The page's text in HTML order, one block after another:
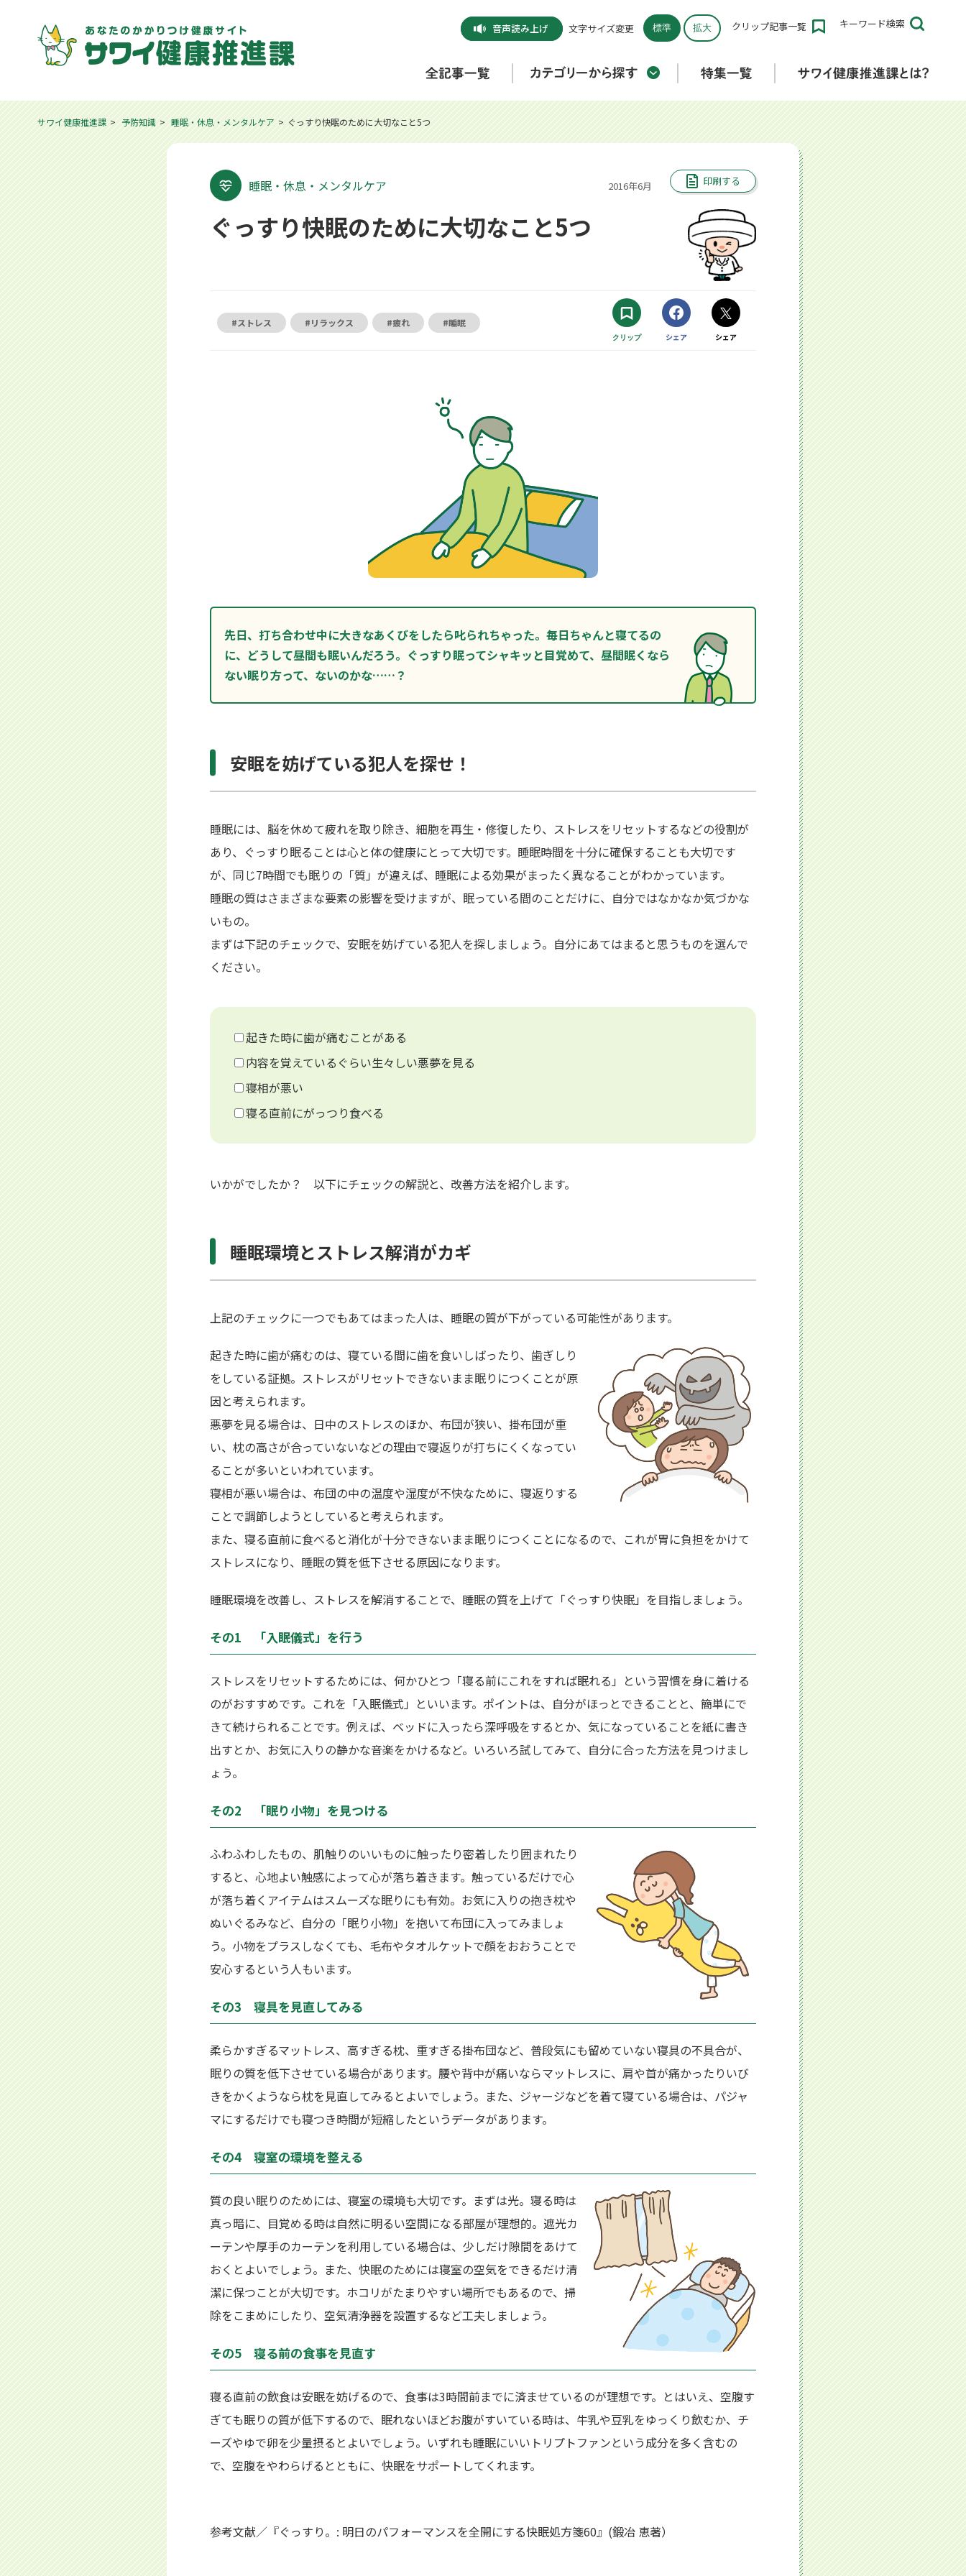
音声読み上げ 文字サイズ変更 標準 拡大 クリップ記事一覧 キーワード検索
折りたたみ済み
サワイ健康推進課 予防知識 睡眠・休息・メンタルケア ぐっすり快眠のために大切なこと5つ
睡眠・休息・メンタルケア 2016年6月
ぐっすり快眠のために大切なこと5つ
印刷する
#ストレス #リラックス #疲れ #睡眠
クリップ Facebookで
シェア
Xで
シェア
する別ウィンドウで開きます
先日、打ち合わせ中に大きなあくびをしたら叱られちゃった。毎日ちゃんと寝てるの
に、どうして昼間も眠いんだろう。ぐっすり眠ってシャキッと目覚めて、昼間眠くなら
ない眠り方って、ないのかな……？
安眠を妨げている犯人を探せ！
睡眠には、脳を休めて疲れを取り除き、細胞を再生・修復したり、ストレスをリセットするなどの役割が
あり、ぐっすり眠ることは心と体の健康にとって大切です。睡眠時間を十分に確保することも大切です
が、同じ7時間でも眠りの「質」が違えば、睡眠による効果がまったく異なることがわかっています。
睡眠の質はさまざまな要素の影響を受けますが、眠っている間のことだけに、自分ではなかなか気づかな
いもの。
まずは下記のチェックで、安眠を妨げている犯人を探しましょう。自分にあてはまると思うものを選んで
ください。
起きた時に歯が痛むことがある
内容を覚えているぐらい生々しい悪夢を見る
寝相が悪い
寝る直前にがっつり食べる
いかがでしたか？ 以下にチェックの解説と、改善方法を紹介します。
睡眠環境とストレス解消がカギ
上記のチェックに一つでもあてはまった人は、睡眠の質が下がっている可能性があります。
起きた時に歯が痛むのは、寝ている間に歯を食いしばったり、歯ぎしり
をしている証拠。ストレスがリセットできないまま眠りにつくことが原
因と考えられます。
悪夢を見る場合は、日中のストレスのほか、布団が狭い、掛布団が重
い、枕の高さが合っていないなどの理由で寝返りが打ちにくくなってい
ることが多いといわれています。
寝相が悪い場合は、布団の中の温度や湿度が不快なために、寝返りする
ことで調節しようとしていると考えられます。
また、寝る直前に食べると消化が十分できないまま眠りにつくことになるので、これが胃に負担をかけて
ストレスになり、睡眠の質を低下させる原因になります。
睡眠環境を改善し、ストレスを解消することで、睡眠の質を上げて「ぐっすり快眠」を目指しましょう。
その1 「入眠儀式」を行う
ストレスをリセットするためには、何かひとつ「寝る前にこれをすれば眠れる」という習慣を身に着ける
のがおすすめです。これを「入眠儀式」といいます。ポイントは、自分がほっとできることと、簡単にで
きて続けられることです。例えば、ベッドに入ったら深呼吸をするとか、気になっていることを紙に書き
出すとか、お気に入りの静かな音楽をかけるなど。いろいろ試してみて、自分に合った方法を見つけまし
ょう。
その2 「眠り小物」を見つける
ふわふわしたもの、肌触りのいいものに触ったり密着したり囲まれたり
すると、心地よい触感によって心が落ち着きます。触っているだけで心
が落ち着くアイテムはスムーズな眠りにも有効。お気に入りの抱き枕や
ぬいぐるみなど、自分の「眠り小物」を抱いて布団に入ってみましょ
う。小物をプラスしなくても、毛布やタオルケットで顔をおおうことで
安心するという人もいます。
その3 寝具を見直してみる
柔らかすぎるマットレス、高すぎる枕、重すぎる掛布団など、普段気にも留めていない寝具の不具合が、
眠りの質を低下させている場合があります。腰や背中が痛いならマットレスに、肩や首が痛かったりいび
きをかくようなら枕を見直してみるとよいでしょう。また、ジャージなどを着て寝ている場合は、パジャ
マにするだけでも寝つき時間が短縮したというデータがあります。
その4 寝室の環境を整える
質の良い眠りのためには、寝室の環境も大切です。まずは光。寝る時は
真っ暗に、目覚める時は自然に明るい空間になる部屋が理想的。遮光カ
ーテンや厚手のカーテンを利用している場合は、少しだけ隙間をあけて
おくとよいでしょう。また、快眠のためには寝室の空気をできるだけ清
潔に保つことが大切です。ホコリがたまりやすい場所でもあるので、掃
除をこまめにしたり、空気清浄器を設置するなど工夫しましょう。
その5 寝る前の食事を見直す
寝る直前の飲食は安眠を妨げるので、食事は3時間前までに済ませているのが理想です。とはいえ、空腹す
ぎても眠りの質が低下するので、眠れないほどお腹がすいている時は、牛乳や豆乳をゆっくり飲むか、チ
ーズやゆで卵を少量摂るとよいでしょう。いずれも睡眠にいいトリプトファンという成分を多く含むの
で、空腹をやわらげるとともに、快眠をサポートしてくれます。
参考文献／『ぐっすり。: 明日のパフォーマンスを全開にする快眠処方箋60』(鍛冶 恵著）